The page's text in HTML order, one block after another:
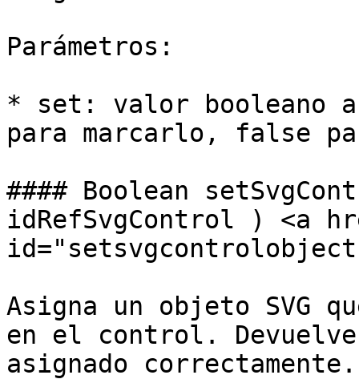
Parámetros:
* set: valor booleano
para marcarlo, false
#### Boolean
idRefSvgControl ) <a
Asigna un objeto SVG
en el control.
asignado correctamente.